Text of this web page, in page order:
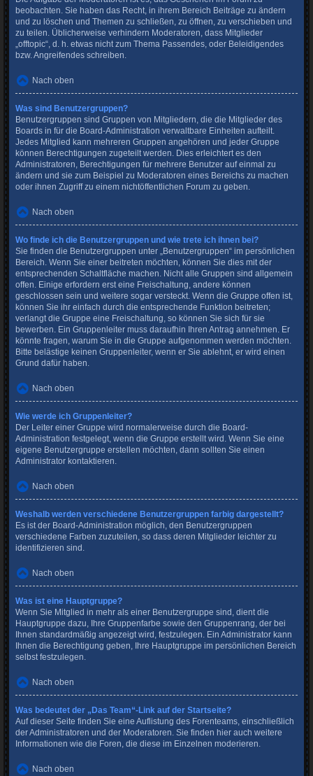
beobachten. Sie haben das Recht, in ihrem Bereich Beiträge zu ändern
und zu löschen und Themen zu schließen, zu öffnen, zu verschieben und
zu teilen. Üblicherweise verhindern Moderatoren, dass Mitglieder
„offtopic“, d. h. etwas nicht zum Thema Passendes, oder Beleidigendes
bzw. Angreifendes schreiben.
Nach oben
Was sind Benutzergruppen?
Benutzergruppen sind Gruppen von Mitgliedern, die die Mitglieder des
Boards in für die Board-Administration verwaltbare Einheiten aufteilt.
Jedes Mitglied kann mehreren Gruppen angehören und jeder Gruppe
können Berechtigungen zugeteilt werden. Dies erleichtert es den
Administratoren, Berechtigungen für mehrere Benutzer auf einmal zu
ändern und sie zum Beispiel zu Moderatoren eines Bereichs zu machen
oder ihnen Zugriff zu einem nichtöffentlichen Forum zu geben.
Nach oben
Wo finde ich die Benutzergruppen und wie trete ich ihnen bei?
Sie finden die Benutzergruppen unter „Benutzergruppen“ im persönlichen
Bereich. Wenn Sie einer beitreten möchten, können Sie dies mit der
entsprechenden Schaltfläche machen. Nicht alle Gruppen sind allgemein
offen. Einige erfordern erst eine Freischaltung, andere können
geschlossen sein und weitere sogar versteckt. Wenn die Gruppe offen ist,
können Sie ihr einfach durch die entsprechende Funktion beitreten;
verlangt die Gruppe eine Freischaltung, so können Sie sich für sie
bewerben. Ein Gruppenleiter muss daraufhin Ihren Antrag annehmen. Er
könnte fragen, warum Sie in die Gruppe aufgenommen werden möchten.
Bitte belästige keinen Gruppenleiter, wenn er Sie ablehnt, er wird einen
Grund dafür haben.
Nach oben
Wie werde ich Gruppenleiter?
Der Leiter einer Gruppe wird normalerweise durch die Board-
Administration festgelegt, wenn die Gruppe erstellt wird. Wenn Sie eine
eigene Benutzergruppe erstellen möchten, dann sollten Sie einen
Administrator kontaktieren.
Nach oben
Weshalb werden verschiedene Benutzergruppen farbig dargestellt?
Es ist der Board-Administration möglich, den Benutzergruppen
verschiedene Farben zuzuteilen, so dass deren Mitglieder leichter zu
identifizieren sind.
Nach oben
Was ist eine Hauptgruppe?
Wenn Sie Mitglied in mehr als einer Benutzergruppe sind, dient die
Hauptgruppe dazu, Ihre Gruppenfarbe sowie den Gruppenrang, der bei
Ihnen standardmäßig angezeigt wird, festzulegen. Ein Administrator kann
Ihnen die Berechtigung geben, Ihre Hauptgruppe im persönlichen Bereich
selbst festzulegen.
Nach oben
Was bedeutet der „Das Team“-Link auf der Startseite?
Auf dieser Seite finden Sie eine Auflistung des Forenteams, einschließlich
der Administratoren und der Moderatoren. Sie finden hier auch weitere
Informationen wie die Foren, die diese im Einzelnen moderieren.
Nach oben